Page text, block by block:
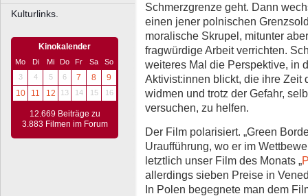
Kulturlinks.
Kinokalender
Mo Di Mi Do Fr Sa
So
3
4 5 6 7 8
9
10
11 12 13 14 15 16
12.669 Beiträge zu
3.883 Filmen im Forum
Schmerzgrenze geht. Dann
einen jener polnischen
moralische Skrupel, mitunter
fragwürdige Arbeit verrichten.
weiteres Mal die Perspektive, in
Aktivist:innen blickt, die ihre Zeit
widmen und trotz der Gefahr,
versuchen, zu helfen.
Der Film polarisiert. „Green
Uraufführung, wo er im
letztlich unser Film des Monats „
allerdings sieben Preise in
In Polen begegnete man dem